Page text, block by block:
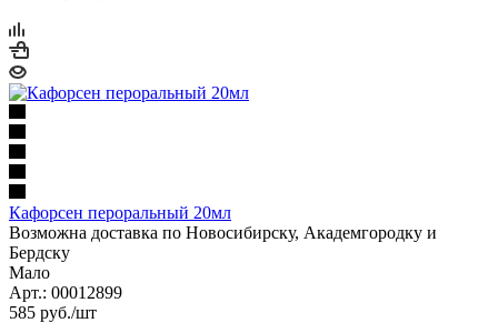
Кафорсен пероральный 20мл
Возможна доставка по Новосибирску, Академгородку и
Бердску
Мало
Арт.: 00012899
585 руб./шт